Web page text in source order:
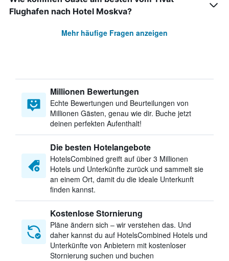
Flughafen nach Hotel Moskva?
Mehr häufige Fragen anzeigen
Millionen Bewertungen
Echte Bewertungen und Beurteilungen von
Millionen Gästen, genau wie dir. Buche jetzt
deinen perfekten Aufenthalt!
Die besten Hotelangebote
HotelsCombined greift auf über 3 Millionen
Hotels und Unterkünfte zurück und sammelt sie
an einem Ort, damit du die ideale Unterkunft
finden kannst.
Kostenlose Stornierung
Pläne ändern sich – wir verstehen das. Und
daher kannst du auf HotelsCombined Hotels und
Unterkünfte von Anbietern mit kostenloser
Stornierung suchen und buchen